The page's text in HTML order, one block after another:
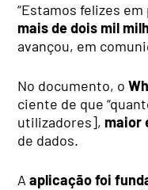
“Estamos felizes
mais de dois mil
avançou, em
No documento, o
ciente de que
utilizadores], maior
de dados.
Aaplicação foi